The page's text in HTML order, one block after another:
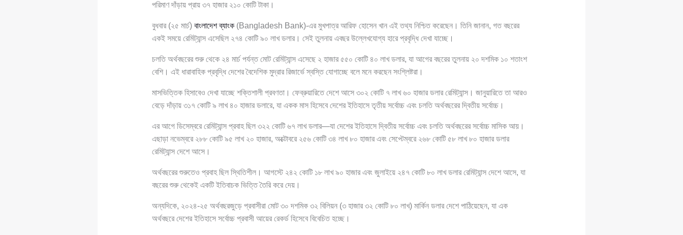
পরিমাণ দাঁড়ায় প্রায় ৩৭ হাজার ২১০ কোটি টাকা।
বুধবার (২৫ মার্চ) বাংলাদেশ ব্যাংক(Bangladesh Bank)-এর মুখপাত্র আরিফ হোসেন খান এই তথ্য নিশ্চিত করেছেন। তিনি জানান, গত বছরের
একই সময়ে রেমিট্যান্স এসেছিল ২৭৪ কোটি ৯০ লাখ ডলার। সেই তুলনায় এবছর উল্লেখযোগ্য হারে প্রবৃদ্ধি দেখা যাচ্ছে।
চলতি অর্থবছরের শুরু থেকে ২৪ মার্চ পর্যন্ত মোট রেমিট্যান্স এসেছে ২ হাজার ৫৫০ কোটি ৪০ লাখ ডলার, যা আগের বছরের তুলনায় ২০ দশমিক ১০ শতাংশ
বেশি। এই ধারাবাহিক প্রবৃদ্ধি দেশের বৈদেশিক মুদ্রার রিজার্ভে স্বস্তি যোগাচ্ছে বলে মনে করছেন সংশ্লিষ্টরা।
মাসভিত্তিক হিসাবেও দেখা যাচ্ছে শক্তিশালী প্রবণতা। ফেব্রুয়ারিতে দেশে আসে ৩০২ কোটি ৭ লাখ ৬০ হাজার ডলার রেমিট্যান্স। জানুয়ারিতে তা আরও
বেড়ে দাঁড়ায় ৩১৭ কোটি ৯ লাখ ৪০ হাজার ডলারে, যা একক মাস হিসেবে দেশের ইতিহাসে তৃতীয় সর্বোচ্চ এবং চলতি অর্থবছরের দ্বিতীয় সর্বোচ্চ।
এর আগে ডিসেম্বরে রেমিট্যান্স প্রবাহ ছিল ৩২২ কোটি ৬৭ লাখ ডলার—যা দেশের ইতিহাসে দ্বিতীয় সর্বোচ্চ এবং চলতি অর্থবছরের সর্বোচ্চ মাসিক আয়।
এছাড়া নভেম্বরে ২৮৮ কোটি ৯৫ লাখ ২০ হাজার, অক্টোবরে ২৫৬ কোটি ৩৪ লাখ ৮০ হাজার এবং সেপ্টেম্বরে ২৬৮ কোটি ৫৮ লাখ ৮০ হাজার ডলার
রেমিট্যান্স দেশে আসে।
অর্থবছরের শুরুতেও প্রবাহ ছিল স্থিতিশীল। আগস্টে ২৪২ কোটি ১৮ লাখ ৯০ হাজার এবং জুলাইয়ে ২৪৭ কোটি ৮০ লাখ ডলার রেমিট্যান্স দেশে আসে, যা
বছরের শুরু থেকেই একটি ইতিবাচক ভিত্তি তৈরি করে দেয়।
অন্যদিকে, ২০২৪-২৫ অর্থবছরজুড়ে প্রবাসীরা মোট ৩০ দশমিক ৩২ বিলিয়ন (৩ হাজার ৩২ কোটি ৮০ লাখ) মার্কিন ডলার দেশে পাঠিয়েছেন, যা এক
অর্থবছরে দেশের ইতিহাসে সর্বোচ্চ প্রবাসী আয়ের রেকর্ড হিসেবে বিবেচিত হচ্ছে।